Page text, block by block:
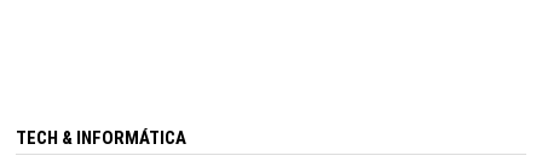
TECH & INFORMÁTICA